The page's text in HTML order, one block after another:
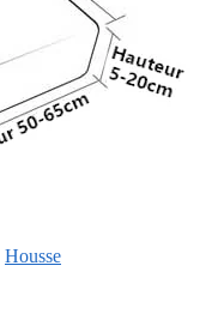
Housse